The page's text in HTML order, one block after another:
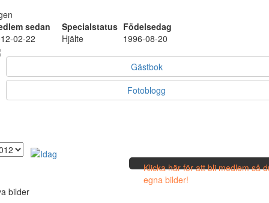
sedan
Specialstatus Födelsedag
02-22
Hjälte 1996-08-20
Gästbok
Fotoblogg
Klicka här för att bli medlem så
egna bilder!
bilder